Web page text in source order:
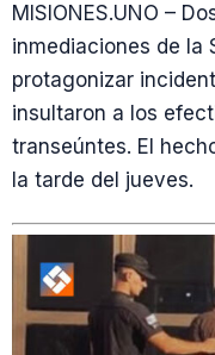
MISIONES.UNO –
inmediaciones de la
protagonizar
insultaron a los
transeúntes. El
la tarde del jueves.